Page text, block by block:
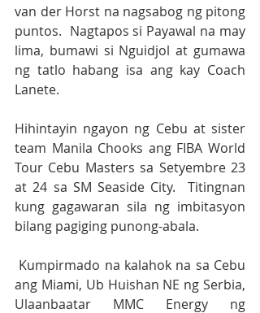
van der Horst na nagsabog ng pitong
puntos.  Nagtapos si Payawal na may
lima, bumawi si Nguidjol at gumawa
ng tatlo habang isa ang kay Coach
Lanete.
Hihintayin ngayon ng Cebu at sister
team Manila Chooks ang FIBA World
Tour Cebu Masters sa Setyembre 23
at 24 sa SM Seaside City.  Titingnan
kung gagawaran sila ng imbitasyon
bilang pagiging punong-abala.
Kumpirmado na kalahok na sa Cebu
ang Miami, Ub Huishan NE ng Serbia,
Ulaanbaatar MMC Energy ng